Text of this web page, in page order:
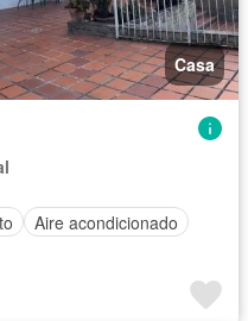
Casa
Aire acondicionado